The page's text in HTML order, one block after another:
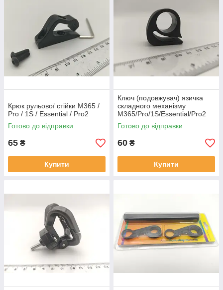
Крюк рульової стійки M365 /
Pro / 1S / Essential / Pro2
Готово до відправки
65 ₴
Купити
Ключ (подовжувач) язичка
складного механізму
M365/Pro/1S/Essential/Pro2
Готово до відправки
60 ₴
Купити